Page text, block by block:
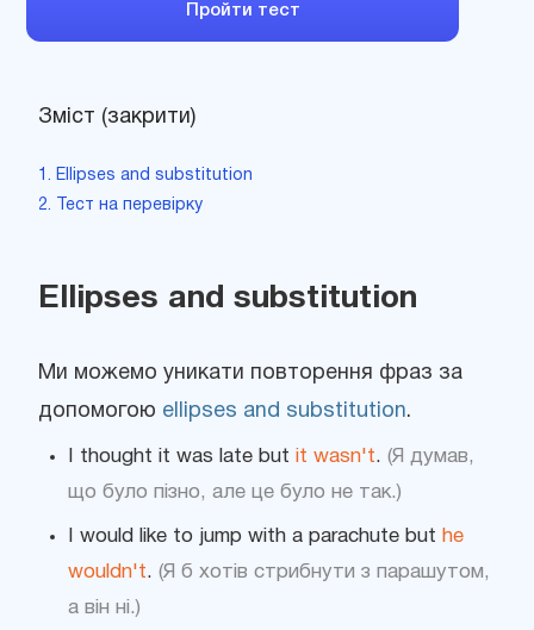
Пройти тест
Зміст (закрити)
1. Ellipses and substitution
2. Тест на перевірку
Ellipses and substitution
Ми можемо уникати повторення фраз за
допомогою ellipses and substitution.
I thought it was late butit wasn't.(Я думав,
що було пізно, але це було не так.)
I would like to jump with a parachute but he
wouldn't.(Я б хотів стрибнути з парашутом,
а він ні.)